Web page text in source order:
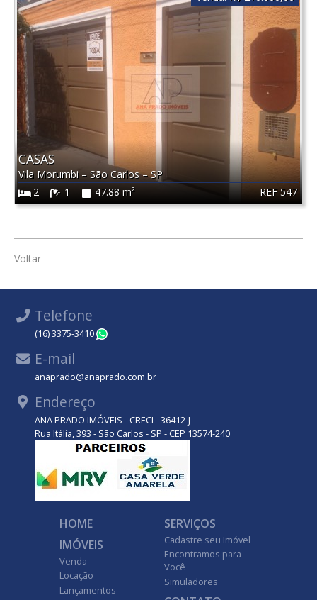
REF 547
CASAS
Vila Morumbi – São Carlos–SP
2
1 47.88 m²
Voltar
Telefone
(16) 3375-3410
E-mail
anaprado@anaprado.com.br
Endereço
ANA PRADO IMÓVEIS - CRECI - 36412-J
Rua Itália, 393 - São Carlos - SP - CEP 13574-240
HOME
IMÓVEIS
Venda
Locação
Lançamentos
SERVIÇOS
Cadastre seu Imóvel
Encontramos para
Você
Simuladores